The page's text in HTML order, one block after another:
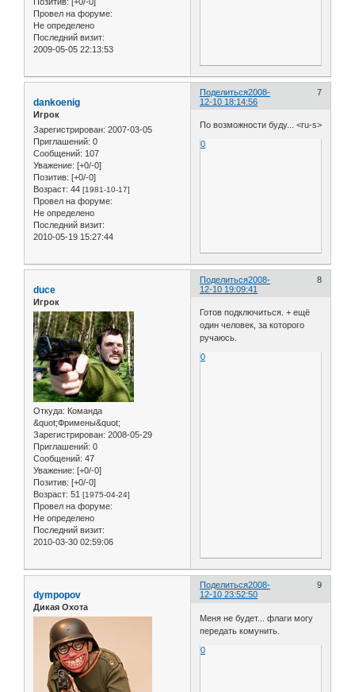
Провел на форуме:
Не определено
Последний визит:
2009-05-05 22:13:53
Поделиться 7
2008-
12-10 18:14:56
dankoenig
Игрок
Зарегистрирован: 2007-03-05
Приглашений: 0
Сообщений: 107
Уважение: [+0/-0]
Позитив: [+0/-0]
Возраст: 44 [1981-10-17]
Провел на форуме:
Не определено
Последний визит:
2010-05-19 15:27:44
По возможности буду... <ru-s>
0
Поделиться 8
2008-
12-10 19:09:41
duce
Игрок
Откуда: Команда
&quot;Фримены&quot;
Зарегистрирован: 2008-05-29
Приглашений: 0
Сообщений: 47
Уважение: [+0/-0]
Позитив: [+0/-0]
Возраст: 51 [1975-04-24]
Провел на форуме:
Не определено
Последний визит:
2010-03-30 02:59:06
Готов подключиться. + ещё
один человек, за которого
ручаюсь.
0
Поделиться 9
2008-
12-10 23:52:50
dympopov
Дикая Охота
Меня не будет... флаги могу
передать комунить.
0